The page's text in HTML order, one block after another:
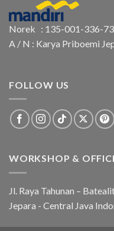
Norek : 135-001-336-
A / N : Karya Priboemi
FOLLOW US
WORKSHOP &
Jl. Raya Tahunan –
Jepara - Central Java